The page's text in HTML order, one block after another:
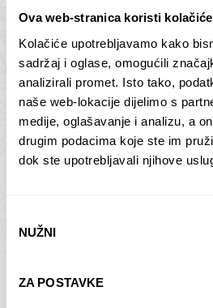
Ova web-stranica koristi kolačiće
Kolačiće upotrebljavamo kako
sadržaj i oglase, omogućili
analizirali promet. Isto tako,
naše web-lokacije dijelimo s
medije, oglašavanje i analizu, a
drugim podacima koje ste im
dok ste upotrebljavali njihove
pristanka
NUŽNI
ZA POSTAVKE
Butan – ljudi 2
75,00€ – 138,00€Raspon
cijena:
od
75,00 €
138,00 €
ODABERI OPCIJE
Dolac